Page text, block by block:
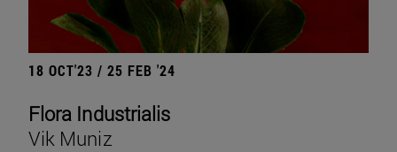
18 OCT'23 / 25 FEB '24
Flora Industrialis
Vik Muniz